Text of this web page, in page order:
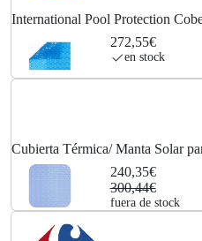
International Pool Protection
térmica de 500 micras Geo
272,55€
en stock
Cubierta Térmica/ Manta Solar
CoolGuard 8 x 2,5m sin refuerzo
240,35€
300,44€
fuera de stock